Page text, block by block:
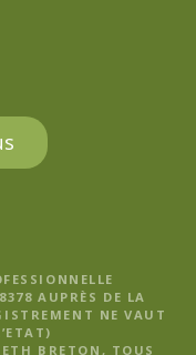
AUPRÈS DE LA
NE VAUT
BRETON, TOUS